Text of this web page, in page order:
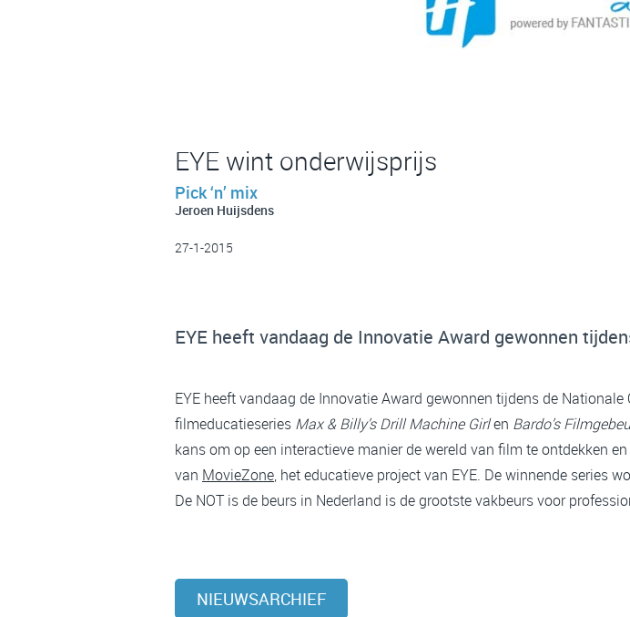
EYE wint onderwijsprijs
Pick ‘n’ mix
Jeroen Huijsdens
27-1-2015
EYE heeft vandaag de Innovatie Award gewonnen
EYE heeft vandaag de Innovatie Award gewonnen tijdens de
filmeducatieseries Max & Billy’s Drill Machine Girlen Bardo’s
kans om op een interactieve manier de wereld van film te ontdekken
van MovieZone, het educatieve project van EYE. De winnende series
De NOT is de beurs in Nederland is de grootste vakbeurs voor
NIEUWSARCHIEF